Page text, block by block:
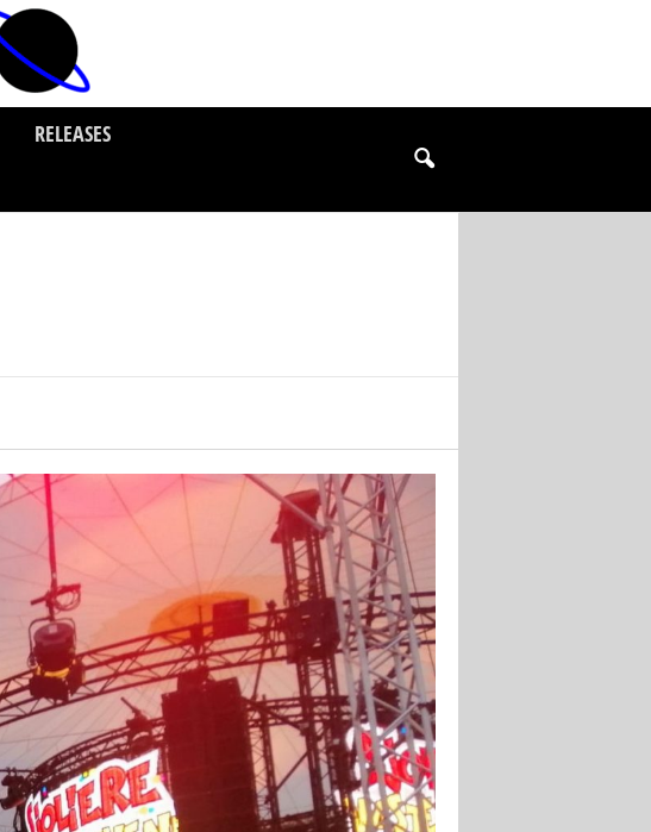
RELEASES